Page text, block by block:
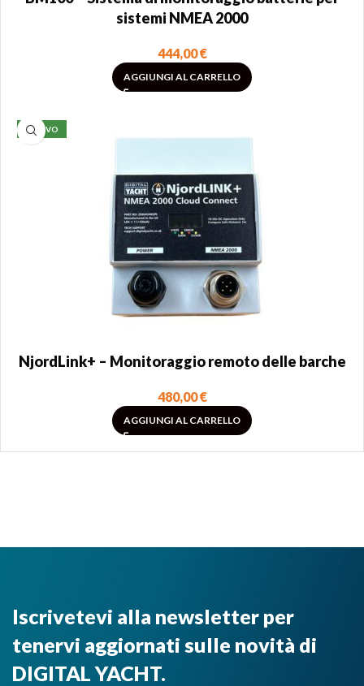
sistemi NMEA 2000
444,00€
AGGIUNGI AL CARRELLO
NUOVO
NjordLink+ – Monitoraggio remoto delle barche
480,00€
AGGIUNGI AL CARRELLO
Iscrivetevi alla newsletter per
tenervi aggiornati sulle novità di
DIGITAL YACHT.